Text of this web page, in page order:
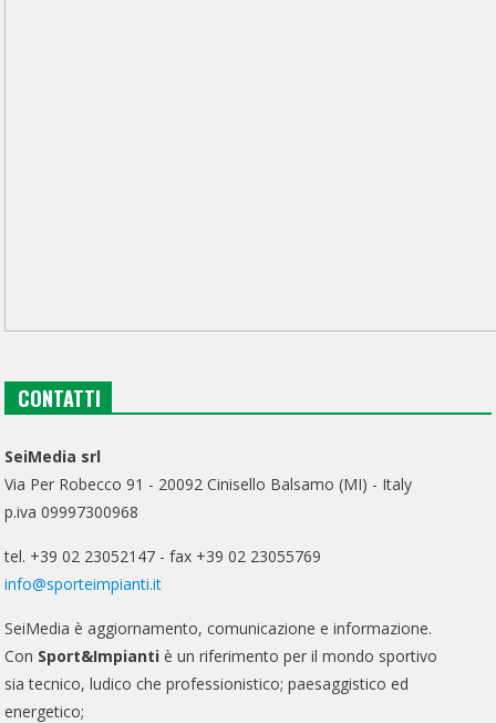
CONTATTI
SeiMedia srl
Via Per Robecco 91 - 20092 Cinisello Balsamo (MI) - Italy
p.iva 09997300968
tel. +39 02 23052147 - fax +39 02 23055769
info@sporteimpianti.it
SeiMedia è aggiornamento, comunicazione e informazione.
Con Sport&Impianti è un riferimento per il mondo sportivo
sia tecnico, ludico che professionistico; paesaggistico ed
energetico;